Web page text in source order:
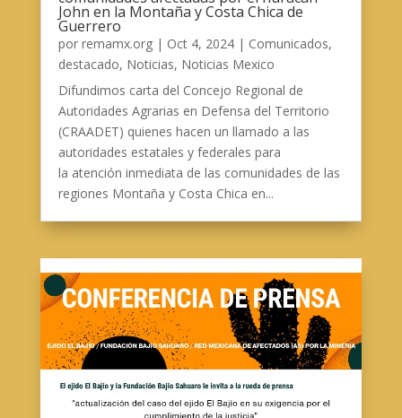
John en la Montaña y Costa Chica de
Guerrero
por remamx.org| Oct 4, 2024| Comunicados,
destacado, Noticias, Noticias Mexico
Difundimos carta del Concejo Regional de
Autoridades Agrarias en Defensa del Territorio
(CRAADET) quienes hacen un llamado a las
autoridades estatales y federales para
la atención inmediata de las comunidades de las
regiones Montaña y Costa Chica en...